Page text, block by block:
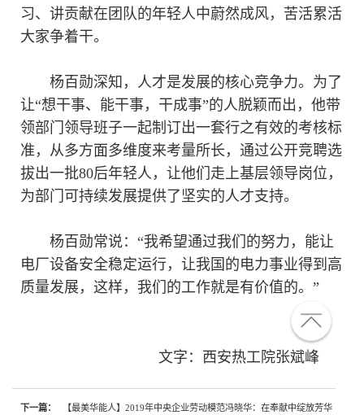
习、讲贡献在团队的年轻人中蔚然成风，苦活累活
大家争着干。
杨百勋深知，人才是发展的核心竞争力。为了
让“想干事、能干事，干成事”的人脱颖而出，他带
领部门领导班子一起制订出一套行之有效的考核标
准，从多方面多维度来考量所长，通过公开竞聘选
拔出一批80后年轻人，让他们走上基层领导岗位，
为部门可持续发展提供了坚实的人才支持。
杨百勋常说：“我希望通过我们的努力，能让
电厂设备安全稳定运行，让我国的电力事业得到高
质量发展，这样，我们的工作就是有价值的。”
文字：西安热工院张斌峰
下一篇： 【最美华能人】2019年中央企业劳动模范冯晓华：在奉献中绽放芳华